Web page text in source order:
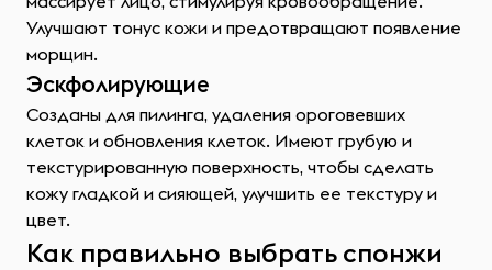
Улучшают тонус кожи и предотвращают появление
морщин.
Эскфолирующие
Созданы для пилинга, удаления ороговевших
клеток и обновления клеток. Имеют грубую и
текстурированную поверхность, чтобы сделать
кожу гладкой и сияющей, улучшить ее текстуру и
цвет.
Как правильно выбрать спонжи